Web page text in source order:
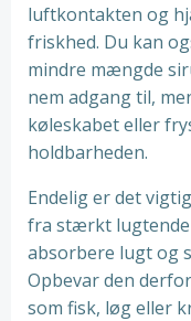
luftkontakten og
friskhed. Du kan
mindre mængde
nem adgang til,
køleskabet eller
holdbarheden.
Endelig er det
fra stærkt lugtende
absorbere lugt og
Opbevar den
som fisk, løg eller